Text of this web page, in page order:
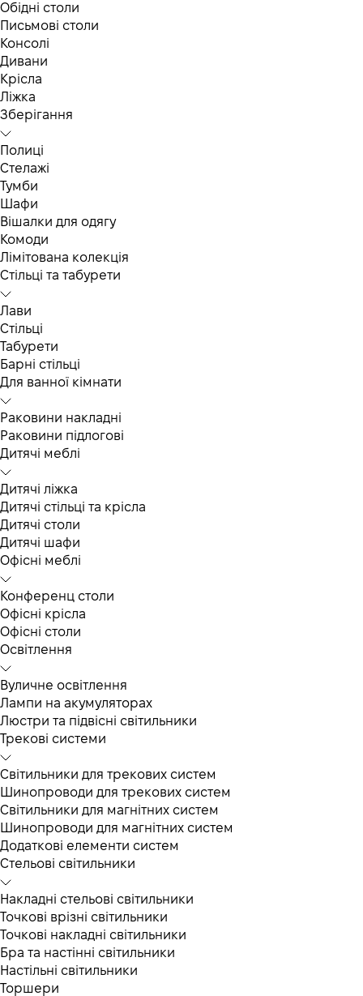
Обідні столи
Письмові столи
Консолі
Дивани
Крісла
Ліжка
Зберігання
Полиці
Стелажі
Тумби
Шафи
Вішалки для одягу
Комоди
Лімітована колекція
Стільці та табурети
Лави
Стільці
Табурети
Барні стільці
Для ванної кімнати
Раковини накладні
Раковини підлогові
Дитячі меблі
Дитячі ліжка
Дитячі стільці та крісла
Дитячі столи
Дитячі шафи
Офісні меблі
Конференц столи
Офісні крісла
Офісні столи
Освітлення
Вуличне освітлення
Лампи на акумуляторах
Люстри та підвісні світильники
Трекові системи
Світильники для трекових систем
Шинопроводи для трекових систем
Світильники для магнітних систем
Шинопроводи для магнітних систем
Додаткові елементи систем
Cтельові світильники
Накладні стельові світильники
Точкові врізні світильники
Точкові накладні світильники
Бра та настінні світильники
Настільні світильники
Торшери